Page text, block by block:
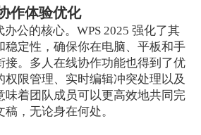
作体验优化
公的核心。WPS 2025 强化了其
稳定性，确保你在电脑、平板和手
接。多人在线协作功能也得到了优
权限管理、实时编辑冲突处理以及
味着团队成员可以更高效地共同完
，无论身在何处。